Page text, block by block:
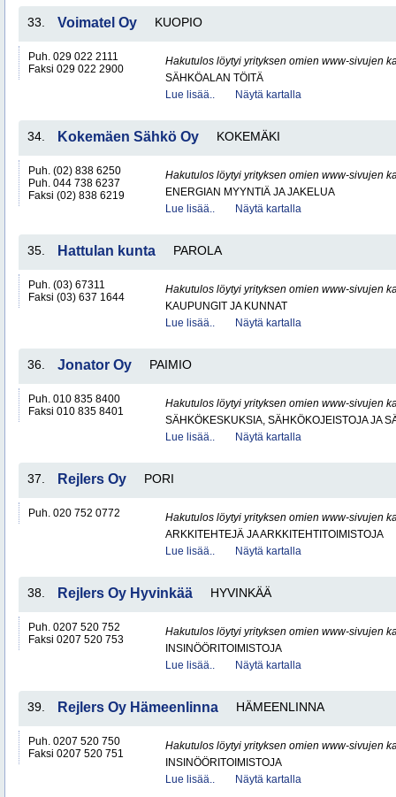
33. Voimatel Oy KUOPIO
Puh. 029 022 2111
Faksi 029 022 2900
Hakutulos löytyi yrityksen omien www-sivujen
SÄHKÖALAN TÖITÄ
Lue lisää..
Näytä kartalla
34. Kokemäen Sähkö Oy KOKEMÄKI
Puh. (02) 838 6250
Puh. 044 738 6237
Faksi (02) 838 6219
Hakutulos löytyi yrityksen omien www-sivujen
ENERGIAN MYYNTIÄ JA JAKELUA
Lue lisää..
Näytä kartalla
35. Hattulan kunta PAROLA
Puh. (03) 67311
Faksi (03) 637 1644
Hakutulos löytyi yrityksen omien www-sivujen
KAUPUNGIT JA KUNNAT
Lue lisää..
Näytä kartalla
36. Jonator Oy PAIMIO
Puh. 010 835 8400
Faksi 010 835 8401
Hakutulos löytyi yrityksen omien www-sivujen
SÄHKÖKESKUKSIA, SÄHKÖKOJEISTOJA JA
Lue lisää..
Näytä kartalla
37. Rejlers Oy PORI
Puh. 020 752 0772
Hakutulos löytyi yrityksen omien www-sivujen
ARKKITEHTEJÄ JA ARKKITEHTITOIMISTOJA
Lue lisää..
Näytä kartalla
38. Rejlers Oy Hyvinkää HYVINKÄÄ
Puh. 0207 520 752
Faksi 0207 520 753
Hakutulos löytyi yrityksen omien www-sivujen
INSINÖÖRITOIMISTOJA
Lue lisää..
Näytä kartalla
39. Rejlers Oy Hämeenlinna HÄMEENLINNA
Puh. 0207 520 750
Faksi 0207 520 751
Hakutulos löytyi yrityksen omien www-sivujen
INSINÖÖRITOIMISTOJA
Lue lisää..
Näytä kartalla